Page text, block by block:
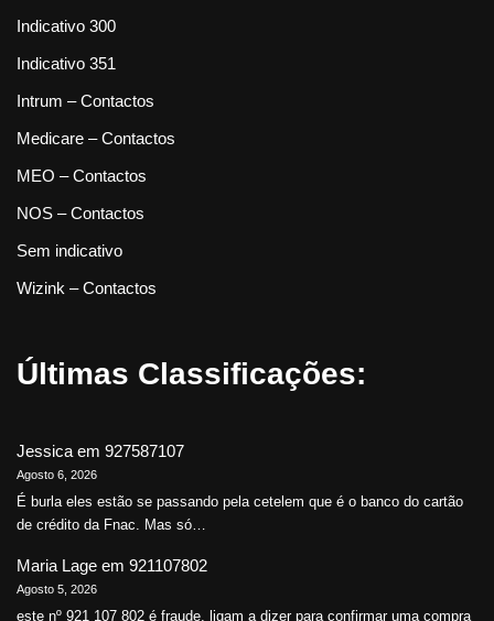
Indicativo 300
Indicativo 351
Intrum – Contactos
Medicare – Contactos
MEO – Contactos
NOS – Contactos
Sem indicativo
Wizink – Contactos
Últimas Classificações:
Jessicaem 927587107
Agosto 6, 2026
É burla eles estão se passando pela cetelem que é o banco do cartão
de crédito da Fnac. Mas só…
Maria Lage em 921107802
Agosto 5, 2026
este nº 921 107 802 é fraude, ligam a dizer para confirmar uma compra